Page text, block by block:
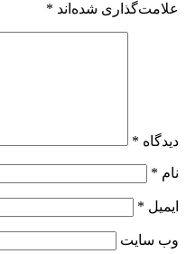
علامت‌گذاری شده‌اند *
دیدگاه *
نام *
ایمیل *
وب‌ سایت